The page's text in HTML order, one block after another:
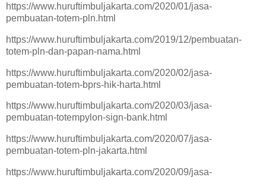
https://www.huruftimbuljakarta.com/2020/01/jasa-
pembuatan-totem-pln.html
https://www.huruftimbuljakarta.com/2019/12/pembuatan-
totem-pln-dan-papan-nama.html
https://www.huruftimbuljakarta.com/2020/02/jasa-
pembuatan-totem-bprs-hik-harta.html
https://www.huruftimbuljakarta.com/2020/03/jasa-
pembuatan-totempylon-sign-bank.html
https://www.huruftimbuljakarta.com/2020/07/jasa-
pembuatan-totem-pln-jakarta.html
https://www.huruftimbuljakarta.com/2020/09/jasa-